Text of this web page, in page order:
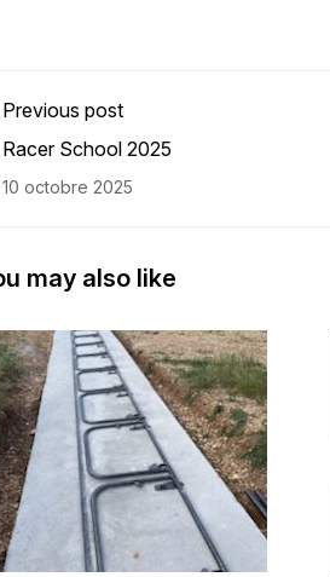
Previous post
Racer School 2025
10 octobre 2025
may also like